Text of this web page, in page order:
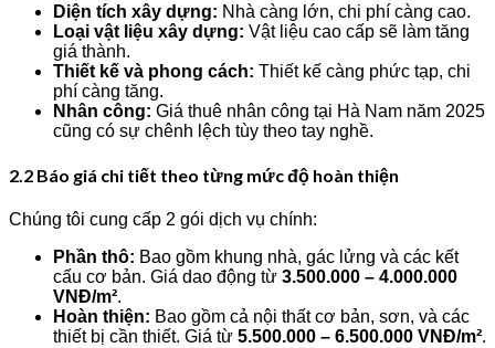
Diện tích xây dựng: Nhà càng lớn, chi phí càng cao.
Loại vật liệu xây dựng: Vật liệu cao cấp sẽ làm tăng
giá thành.
Thiết kế và phong cách: Thiết kế càng phức tạp, chi
phí càng tăng.
Nhân công: Giá thuê nhân công tại Hà Nam năm 2025
cũng có sự chênh lệch tùy theo tay nghề.
2.2 Báo giá chi tiết theo từng mức độ hoàn thiện
Chúng tôi cung cấp 2 gói dịch vụ chính:
Phần thô: Bao gồm khung nhà, gác lửng và các kết
cấu cơ bản. Giá dao động từ 3.500.000 – 4.000.000
VNĐ/m².
Hoàn thiện: Bao gồm cả nội thất cơ bản, sơn, và các
thiết bị cần thiết. Giá từ 5.500.000 – 6.500.000 VNĐ/m².